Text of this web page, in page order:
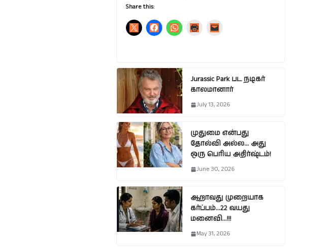
Share this:
Jurassic Park பட நடிகர்
காலமானார்
July 13, 2026
முதுமை என்பது
தோல்வி அல்ல… அது
ஒரு பெரிய அதிர்ஷ்டம்!
June 30, 2026
ஆறாவது முறையாக
கர்ப்பம்…22 வயது
மனைவி…!!!
May 31, 2026